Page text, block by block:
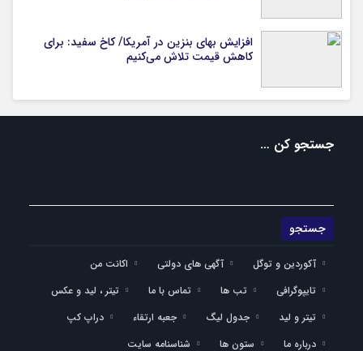
افزایش بهای بنزین در آمریکا/ کاخ سفید: برای
کاهش قیمت تلاش می‌کنیم
جستجو کن …
آکوردین و توگل آگهی های دولتی
اکانت من
تایپوگرافی
تب ها تماس با ما
تیتر ، لید و عکس
تیتر و لید
جدول لیگ جعبه ارتقاء
دراپ کپ
درباره ما
ستون ها شناسنامه سایت